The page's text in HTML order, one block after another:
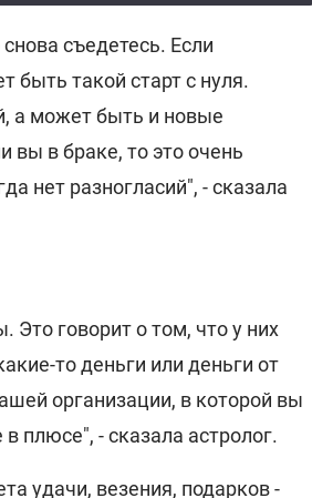
съедетесь. Если
быть такой старт с нуля.
а может быть и новые
вы в браке, то это очень
нет разногласий", - сказала
говорит о том, что у них
то деньги или деньги от
организации, в которой вы
плюсе", - сказала астролог.
удачи, везения, подарков -